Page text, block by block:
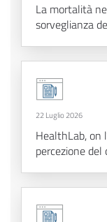
La mortalità
sorveglianza
22 Luglio 2026
HealthLab, on
percezione